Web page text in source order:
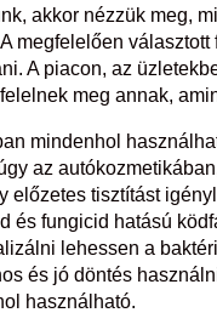
akkor nézzük meg,
megfelelően
A piacon, az
meg annak,
mindenhol
az
előzetes tisztítást
és fungicid hatású
lehessen a
és jó döntés
használható.